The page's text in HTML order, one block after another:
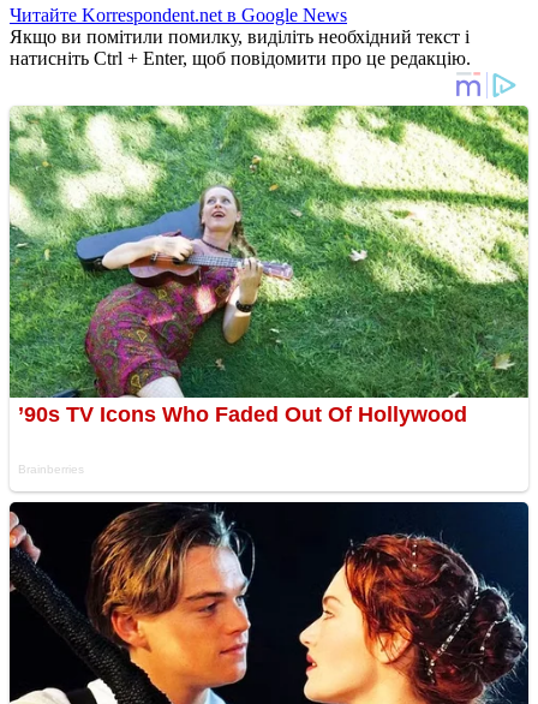
Читайте Korrespondent.net в Google News
Якщо ви помітили помилку, виділіть необхідний текст і
натисніть Ctrl + Enter, щоб повідомити про це редакцію.